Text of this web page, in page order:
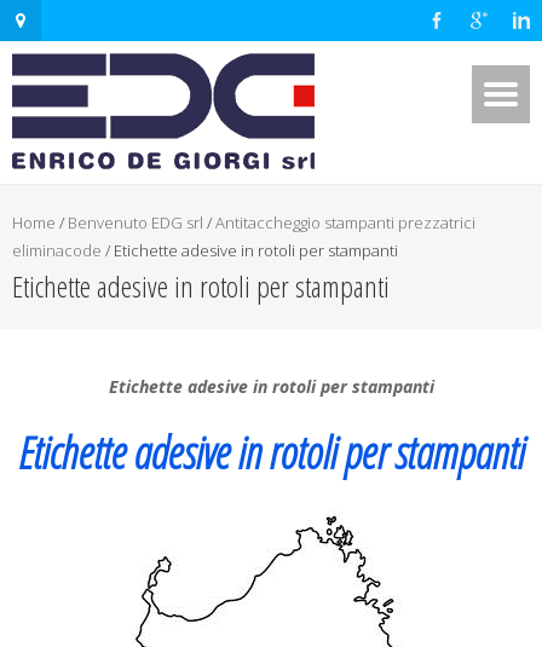
Home / Benvenuto EDG srl /Antitaccheggio stampanti prezzatrici
eliminacode / Etichette adesive in rotoli per stampanti
Etichette adesive in rotoli per stampanti
Etichette adesive in rotoli per stampanti
Etichette adesive in rotoli per stampanti